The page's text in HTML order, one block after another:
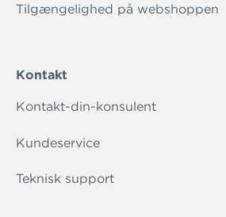
Tilgængelighed på webshoppen
Kontakt
Kontakt-din-konsulent
Kundeservice
Teknisk support